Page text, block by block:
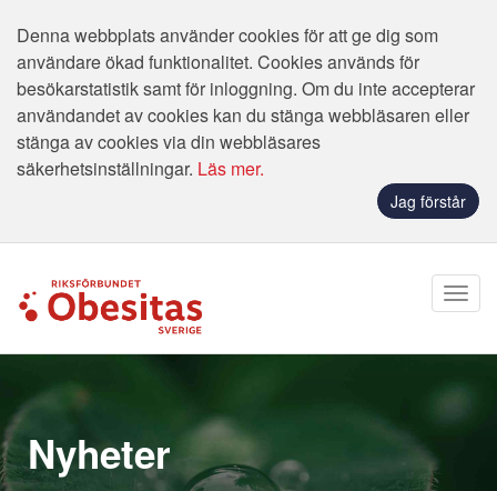
Denna webbplats använder cookies för att ge dig som
användare ökad funktionalitet. Cookies används för
besökarstatistik samt för inloggning. Om du inte accepterar
användandet av cookies kan du stänga webbläsaren eller
stänga av cookies via din webbläsares
säkerhetsinställningar. Läs mer.
Jag förstår
Nyheter